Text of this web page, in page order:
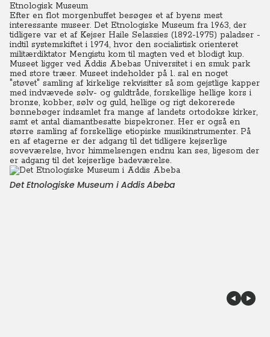
Etnologisk Museum
Efter en flot morgenbuffet besøges et af byens mest
interessante museer. Det Etnologiske Museum fra 1963, der
tidligere var et af Kejser Haile Selassies (1892-1975) paladser -
indtil systemskiftet i 1974, hvor den socialistisk orienteret
militærdiktator Mengistu kom til magten ved et blodigt kup.
Museet ligger ved Addis Abebas Universitet i en smuk park
med store træer. Museet indeholder på 1. sal en noget
"støvet" samling af kirkelige rekvisitter så som gejstlige kapper
med indvævede sølv- og guldtråde, forskellige hellige kors i
bronze, kobber, sølv og guld, hellige og rigt dekorerede
bønnebøger indsamlet fra mange af landets ortodokse kirker,
samt et antal diamantbesatte bispekroner. Her er også en
større samling af forskellige etiopiske musikinstrumenter. På
en af etagerne er der adgang til det tidligere kejserlige
soveværelse, hvor himmelsengen endnu kan ses, ligesom der
er adgang til det kejserlige badeværelse.
Det Etnologiske Museum i Addis Abeba